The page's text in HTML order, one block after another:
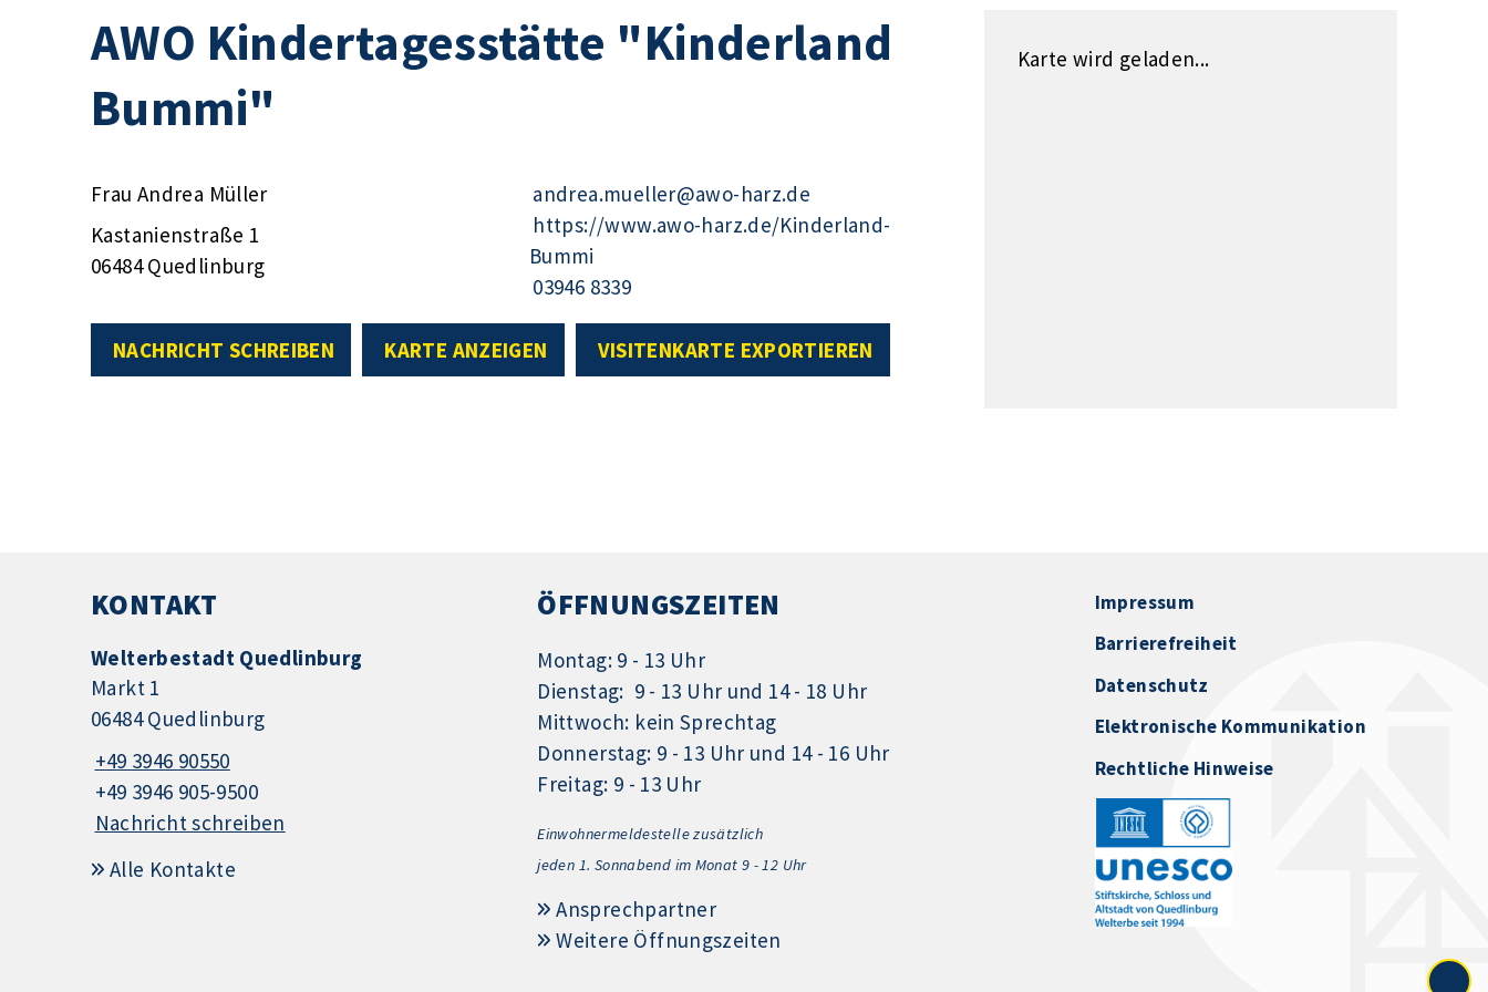
AWO Kindertagesstätte "Kinderland
Bummi"
Frau Andrea Müller
Kastanienstraße 1
06484 Quedlinburg
andrea.mueller@awo-harz.de
https://www.awo-harz.de/Kinderland-
Bummi
03946 8339
NACHRICHT SCHREIBEN KARTE ANZEIGEN VISITENKARTE EXPORTIEREN
Karte wird geladen...
KONTAKT
Welterbestadt Quedlinburg
Markt 1
06484 Quedlinburg
+49 3946 90550
+49 3946 905-9500
Nachricht schreiben
Alle Kontakte
ÖFFNUNGSZEITEN
Montag: 9 - 13 Uhr
Dienstag: 9 - 13 Uhr und 14 - 18 Uhr
Mittwoch: kein Sprechtag
Donnerstag: 9 - 13 Uhr und 14 - 16 Uhr
Freitag: 9 - 13 Uhr
Einwohnermeldestelle zusätzlich
jeden 1. Sonnabend im Monat 9 - 12 Uhr
Ansprechpartner
Weitere Öffnungszeiten
Impressum
Barrierefreiheit
Datenschutz
Elektronische Kommunikation
Rechtliche Hinweise